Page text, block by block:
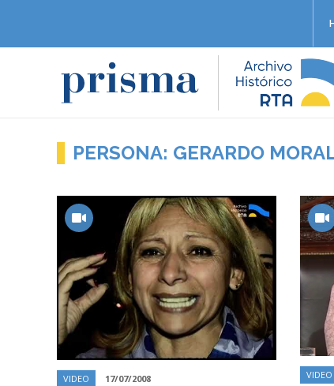
PERSONA: GERARDO
VIDEO 17/07/2008 VIDEO